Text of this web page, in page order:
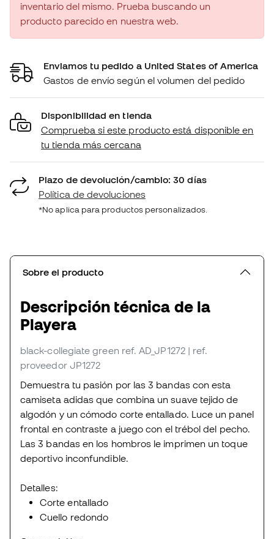
inventario del mismo. Prueba buscando un
producto parecido en nuestra web.
Enviamos tu pedido a United States of America
Gastos de envío según el volumen del pedido
Disponibilidad en tienda
Comprueba si este producto está disponible en
tu tienda más cercana
Plazo de devolución/cambio: 30 días
Política de devoluciones
*No aplica para productos personalizados.
Sobre el producto
Descripción técnica de la
Playera
black-collegiate green ref. AD_JP1272 | ref.
proveedor JP1272
Demuestra tu pasión por las 3 bandas con esta
camiseta adidas que combina un suave tejido de
algodón y un cómodo corte entallado. Luce un panel
frontal en contraste a juego con el trébol del pecho.
Las 3 bandas en los hombros le imprimen un toque
deportivo inconfundible.
Detalles:
Corte entallado
Cuello redondo